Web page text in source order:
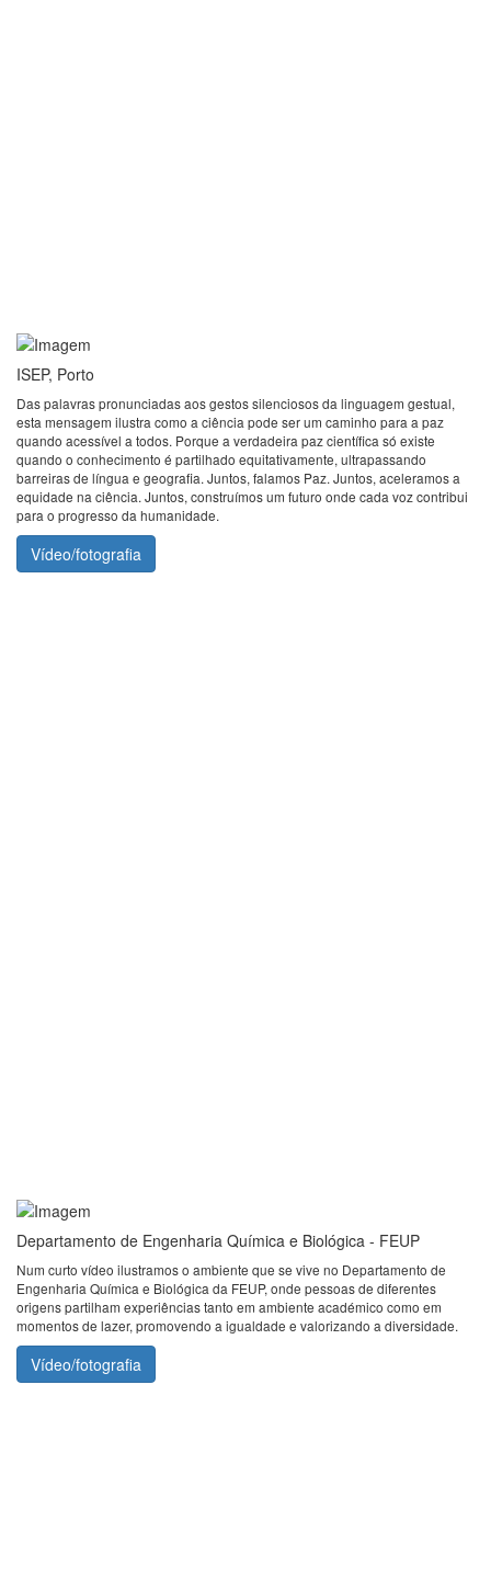
ISEP, Porto
Das palavras pronunciadas aos gestos silenciosos da linguagem gestual,
esta mensagem ilustra como a ciência pode ser um caminho para a paz
quando acessível a todos. Porque a verdadeira paz científica só existe
quando o conhecimento é partilhado equitativamente, ultrapassando
barreiras de língua e geografia. Juntos, falamos Paz. Juntos, aceleramos a
equidade na ciência. Juntos, construímos um futuro onde cada voz contribui
para o progresso da humanidade.
Vídeo/fotografia
Departamento de Engenharia Química e Biológica - FEUP
Num curto vídeo ilustramos o ambiente que se vive no Departamento de
Engenharia Química e Biológica da FEUP, onde pessoas de diferentes
origens partilham experiências tanto em ambiente académico como em
momentos de lazer, promovendo a igualdade e valorizando a diversidade.
Vídeo/fotografia